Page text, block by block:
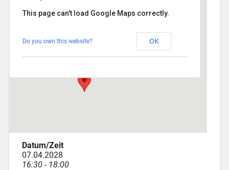
Veranstaltungen
This page can't load Google Maps correctly.
Do you own this website? OK
Datum/Zeit
07.04.2028
16:30 - 18:00